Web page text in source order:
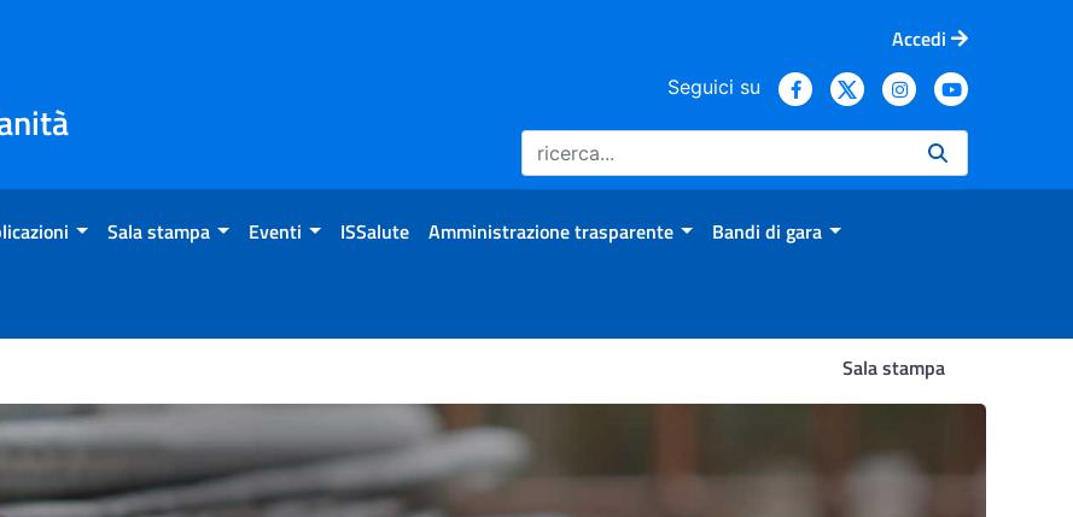
Accedi
Seguici su
Sala stampa Eventi ISSalute Amministrazione trasparente Bandi di gara
Sala stampa
e aumenta il consumo di cibi ultra-processati